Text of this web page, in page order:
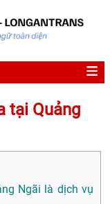
tại Quảng
Ngãi là dịch vụ